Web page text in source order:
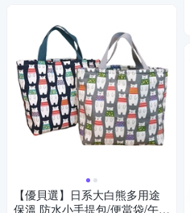
【優貝選】日系大白熊多用途
保溫 防水小手提包/便當袋/午餐